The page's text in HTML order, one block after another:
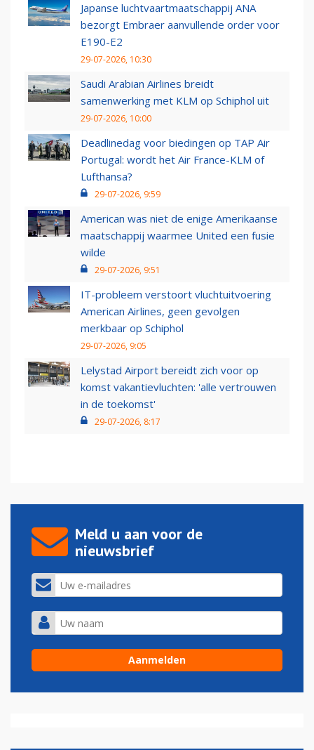
Japanse luchtvaartmaatschappij ANA
bezorgt Embraer aanvullende order voor
E190-E2
29-07-2026, 10:30
Saudi Arabian Airlines breidt
samenwerking met KLM op Schiphol uit
29-07-2026, 10:00
Deadlinedag voor biedingen op TAP Air
Portugal: wordt het Air France-KLM of
Lufthansa?
29-07-2026, 9:59
American was niet de enige Amerikaanse
maatschappij waarmee United een fusie
wilde
29-07-2026, 9:51
IT-probleem verstoort vluchtuitvoering
American Airlines, geen gevolgen
merkbaar op Schiphol
29-07-2026, 9:05
Lelystad Airport bereidt zich voor op
komst vakantievluchten: 'alle vertrouwen
in de toekomst'
29-07-2026, 8:17
Meld u aan voor de
nieuwsbrief